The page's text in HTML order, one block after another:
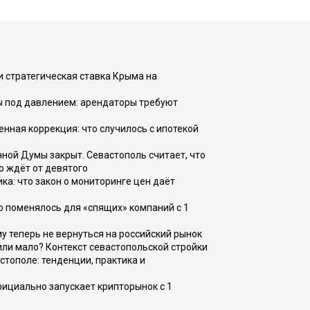
ставка Крыма на
под давлением: арендаторы требуют
коррекция: что случилось с ипотекой
Думы закрыт. Севастополь считает, что
ждёт от девятого
что закон о мониторинге цен даёт
для «спящих» компаний с 1
теперь не вернуться на российский рынок
мало? Контекст севастопольской стройки
тенденции, практика и
запускает крипторынок с 1